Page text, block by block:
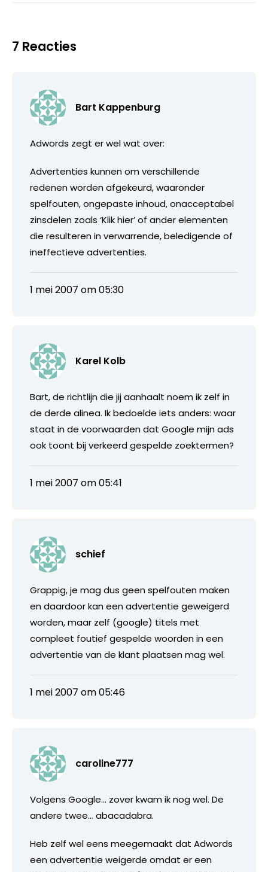
7 Reacties
Bart Kappenburg
Adwords zegt er wel wat over:
Advertenties kunnen om verschillende
redenen worden afgekeurd, waaronder
spelfouten, ongepaste inhoud, onacceptabel
zinsdelen zoals ‘Klik hier’ of ander elementen
die resulteren in verwarrende, beledigende of
ineffectieve advertenties.
1 mei 2007 om 05:30
Karel Kolb
Bart, de richtlijn die jij aanhaalt noem ik zelf in
de derde alinea. Ik bedoelde iets anders: waar
staat in de voorwaarden dat Google mijn ads
ook toont bij verkeerd gespelde zoektermen?
1 mei 2007 om 05:41
schief
Grappig, je mag dus geen spelfouten maken
en daardoor kan een advertentie geweigerd
worden, maar zelf (google) titels met
compleet foutief gespelde woorden in een
advertentie van de klant plaatsen mag wel.
1 mei 2007 om 05:46
caroline777
Volgens Google… zover kwam ik nog wel. De
andere twee… abacadabra.
Heb zelf wel eens meegemaakt dat Adwords
een advertentie weigerde omdat er een